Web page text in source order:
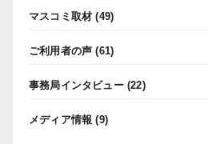
マスコミ取材 (49)
ご利用者の声 (61)
事務局インタビュー(22)
メディア情報 (9)